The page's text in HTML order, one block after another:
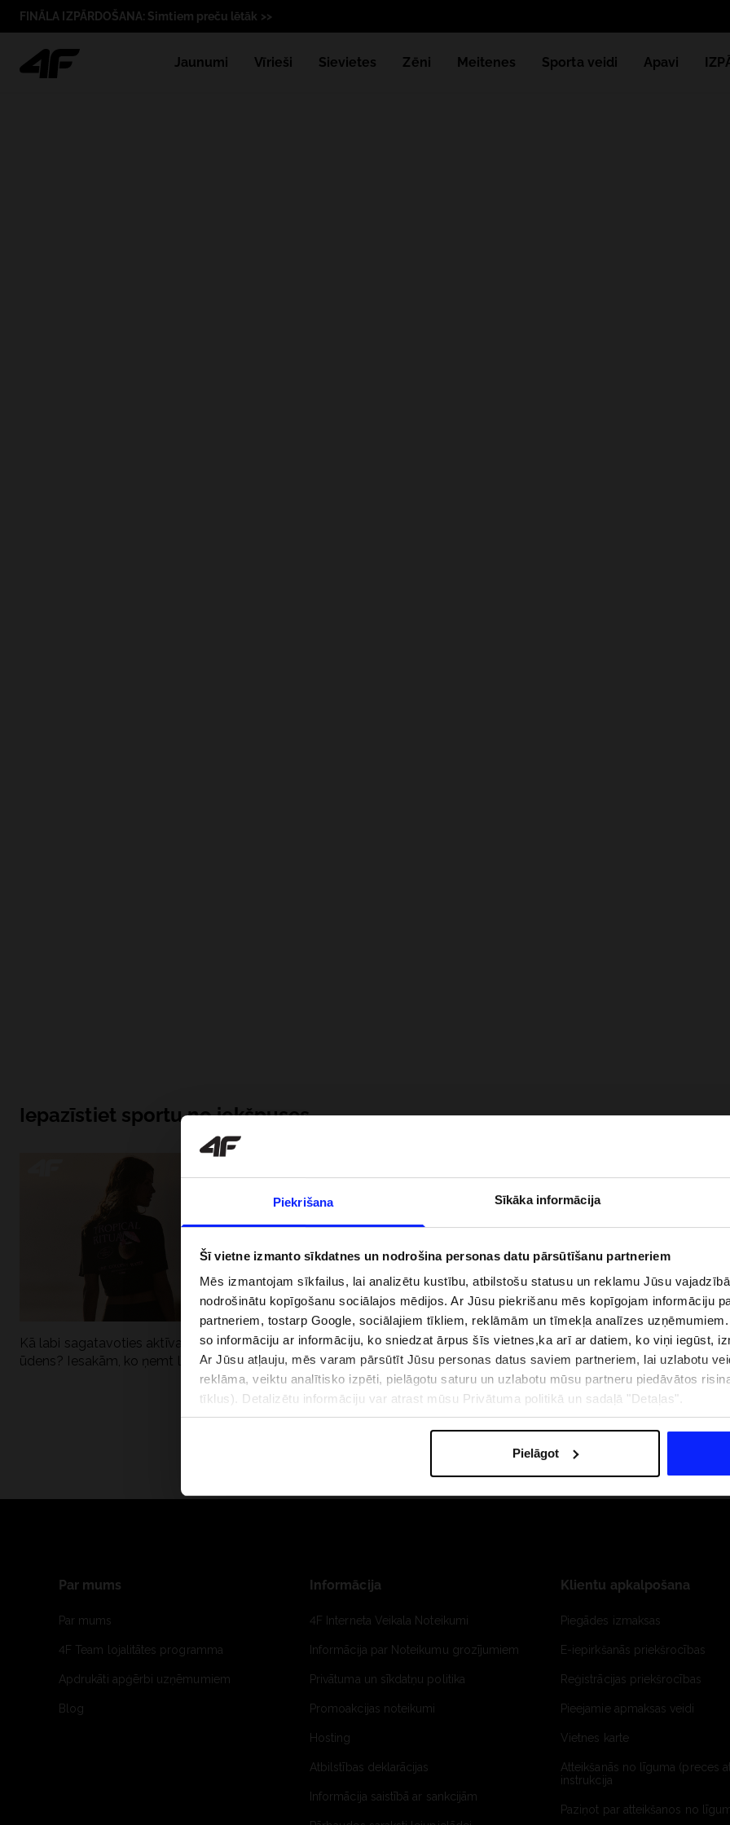
Piekrišana Sīkāka informācija
Šī vietne izmanto sīkdatnes un nodrošina personas datu pārsūtīšanu partneriem
Mēs izmantojam sīkfailus, lai analizētu kustību, atbilstošu statusu un reklamu Jūsu
nodrošinātu kopīgošanu sociālajos mēdijos. Ar Jūsu piekrišanu mēs kopīgojam informāciju
partneriem, tostarp Google, sociālajiem tīkliem, reklāmām un tīmekļa analīzes
so informāciju ar informāciju, ko sniedzat ārpus šīs vietnes,ka arī ar datiem, ko viņi iegūst,
Ar Jūsu atļauju, mēs varam pārsūtīt Jūsu personas datus saviem partneriem, lai uzlabotu
reklāma, veiktu analītisko izpēti, pielāgotu saturu un uzlabotu mūsu partneru piedāvātos
tīklus). Detalizētu informāciju var atrast mūsu Privātuma politikā un sadaļā "Detaļas".
Pielāgot
FINĀLA IZPĀRDOŠANA: Simtiem preču lētāk >>
Jaunumi Vīrieši Sievietes Zēni Meitenes Sporta veidi Apavi
Iepazīstiet sportu no iekšpuses
Kā labi sagatavoties aktīvai dienai pie
ūdens? Iesakām, ko ņemt līdzi
Kāpēc UV aizsardzībai pie ūdens jābūt
dubultai: UPF apģērbs + SPF
Jaunā 4F tenisa un padela kolekcija.
Sportiska funkcionalitāte satiekas ar
mūsdienīgu stilu
VEIKALU ADRESES B2B 4F TEAM LOJALITĀTES
Par mums
Par mums
4F Team lojalitātes programma
Apdrukāti apģērbi uzņēmumiem
Blog
Informācija
4F Interneta Veikala Noteikumi
Informācija par Noteikumu grozījumiem
Privātuma un sīkdatņu politika
Promoakcijas noteikumi
Hosting
Atbilstības deklarācijas
Informācija saistībā ar sankcijām
Klientu apkalpošana
Piegādes izmaksas
E-iepirkšanās priekšrocības
Reģistrācijas priekšrocības
Pieejamie apmaksas veidi
Vietnes karte
Atteikšanās no līguma (preces
instrukcija
Paziņot par atteikšanos no